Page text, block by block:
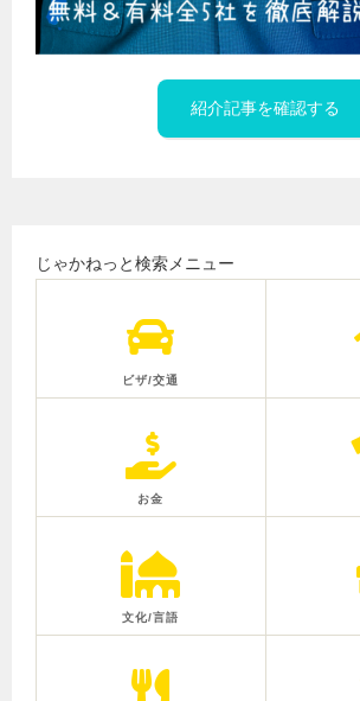
紹介記事を確認する
じゃかねっと検索メニュー
ビザ/交通
お金
文化/言語